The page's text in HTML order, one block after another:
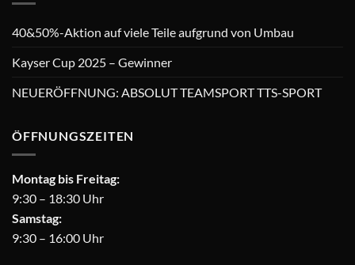
40&50%-Aktion auf viele Teile aufgrund von Umbau
Kayser Cup 2025 – Gewinner
NEUERÖFFNUNG: ABSOLUT TEAMSPORT TTS-SPORT
ÖFFNUNGSZEITEN
Montag bis Freitag:
9:30 – 18:30 Uhr
Samstag:
9:30 – 16:00 Uhr